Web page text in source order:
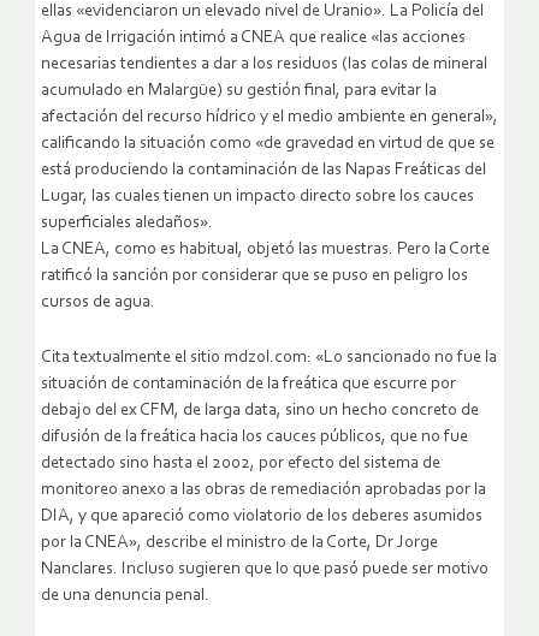
ellas «evidenciaron un elevado nivel de Uranio». La Policía del
Agua de Irrigación intimó a CNEA que realice «las acciones
necesarias tendientes a dar a los residuos (las colas de mineral
acumulado en Malargüe) su gestión final, para evitar la
afectación del recurso hídrico y el medio ambiente en general»,
calificando la situación como «de gravedad en virtud de que se
está produciendo la contaminación de las Napas Freáticas del
Lugar, las cuales tienen un impacto directo sobre los cauces
superficiales aledaños».
La CNEA, como es habitual, objetó las muestras. Pero la Corte
ratificó la sanción por considerar que se puso en peligro los
cursos de agua.
Cita textualmente el sitio mdzol.com: «Lo sancionado no fue la
situación de contaminación de la freática que escurre por
debajo del ex CFM, de larga data, sino un hecho concreto de
difusión de la freática hacia los cauces públicos, que no fue
detectado sino hasta el 2002, por efecto del sistema de
monitoreo anexo a las obras de remediación aprobadas por la
DIA, y que apareció como violatorio de los deberes asumidos
por la CNEA», describe el ministro de la Corte, Dr Jorge
Nanclares. Incluso sugieren que lo que pasó puede ser motivo
de una denuncia penal.